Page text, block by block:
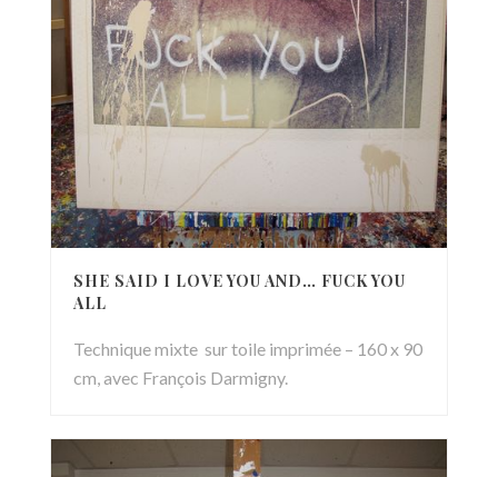
SHE SAID I LOVE YOU AND… FUCK YOU
ALL
Technique mixte sur toile imprimée – 160 x 90
cm, avec François Darmigny.